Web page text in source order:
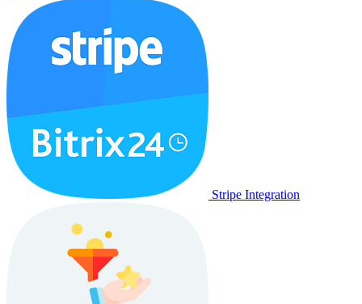
Stripe Integration